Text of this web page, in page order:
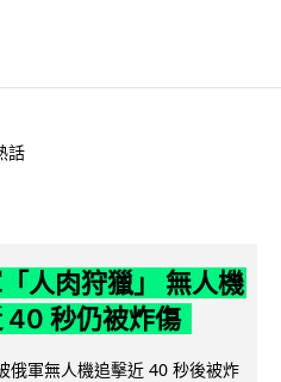
話
人肉狩獵」 無人機
40 秒仍被炸傷
俄軍無人機追擊近 40 秒後被炸